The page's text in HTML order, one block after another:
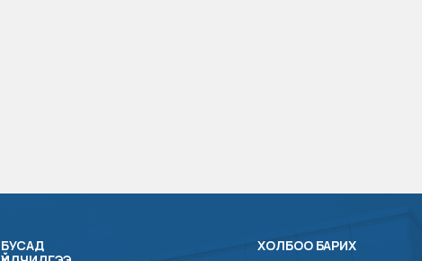
БУСАД
ХОЛБОО БАРИХ